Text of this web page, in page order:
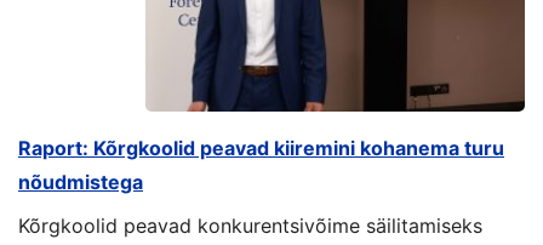
Raport: Kõrgkoolid peavad kiiremini kohanema turu
nõudmistega
Kõrgkoolid peavad konkurentsivõime säilitamiseks